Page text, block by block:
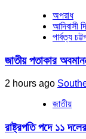
অপরাধ
আদিবাসী
পার্বত্য
জাতীয় পতাকার
2 hours ago
জাতীয়
রাষ্ট্রপতি পদে ১১